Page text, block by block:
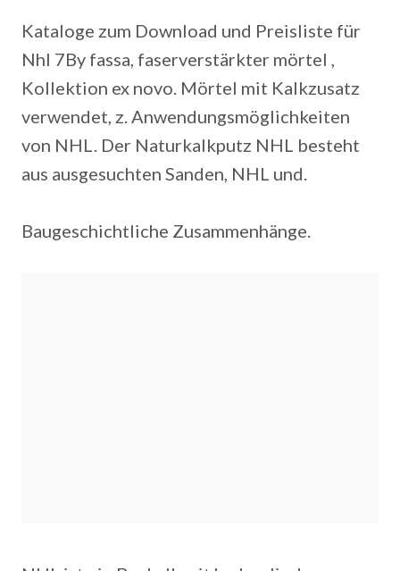
Kataloge zum Download und Preisliste für
Nhl 7By fassa, faserverstärkter mörtel ,
Kollektion ex novo. Mörtel mit Kalkzusatz
verwendet, z. Anwendungsmöglichkeiten
von NHL. Der Naturkalkputz NHL besteht
aus ausgesuchten Sanden, NHL und.
Baugeschichtliche Zusammenhänge.